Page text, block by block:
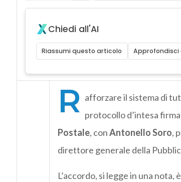
Chiedi all'AI
Riassumi questo articolo
R afforzare il sistema di
protocollo d’intesa
Postale, conAntonello Soro,
direttore generale della
L’accordo, si legge in una